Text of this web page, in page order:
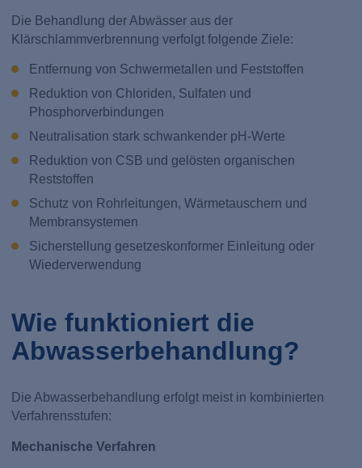
Die Behandlung der Abwässer aus der
Klärschlammverbrennung verfolgt folgende Ziele:
Entfernung von Schwermetallen und Feststoffen
Reduktion von Chloriden, Sulfaten und
Phosphorverbindungen
Neutralisation stark schwankender pH-Werte
Reduktion von CSB und gelösten organischen
Reststoffen
Schutz von Rohrleitungen, Wärmetauschern und
Membransystemen
Sicherstellung gesetzeskonformer Einleitung oder
Wiederverwendung
Wie funktioniert die
Abwasserbehandlung?
Die Abwasserbehandlung erfolgt meist in kombinierten
Verfahrensstufen:
Mechanische Verfahren